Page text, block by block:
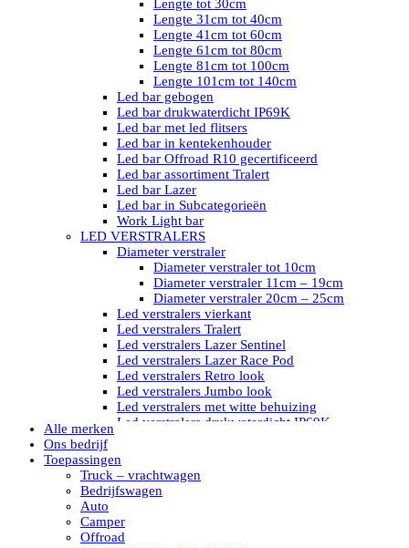
Lengte tot 30cm
Lengte 31cm tot 40cm
Lengte 41cm tot 60cm
Lengte 61cm tot 80cm
Lengte 81cm tot 100cm
Lengte 101cm tot 140cm
Led bar gebogen
Led bar drukwaterdicht IP69K
Led bar met led flitsers
Led bar in kentekenhouder
Led bar Offroad R10 gecertificeerd
Led bar assortiment Tralert
Led bar Lazer
Led bar in Subcategorieën
Work Light bar
LED VERSTRALERS
Diameter verstraler
Diameter verstraler tot 10cm
Diameter verstraler 11cm – 19cm
Diameter verstraler 20cm – 25cm
Led verstralers vierkant
Led verstralers Tralert
Led verstralers Lazer Sentinel
Led verstralers Lazer Race Pod
Led verstralers Retro look
Led verstralers Jumbo look
Led verstralers met witte behuizing
Led verstralers drukwaterdicht IP69K
LED WERKLAMPEN
Model werklamp
Led werklamp vierkant
Alle merken
Ons bedrijf
Toepassingen
Truck – vrachtwagen
Bedrijfswagen
Auto
Camper
Offroad